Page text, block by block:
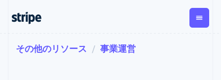
支払い 収益
企業規模別
ドキュメント
学ぶ
その他のリソース 事業運営